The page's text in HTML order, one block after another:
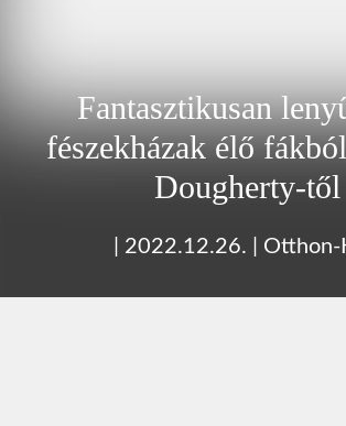
Fantasztikusan
fészekházak élő
Dougherty-től
2022.12.26. Otthon-